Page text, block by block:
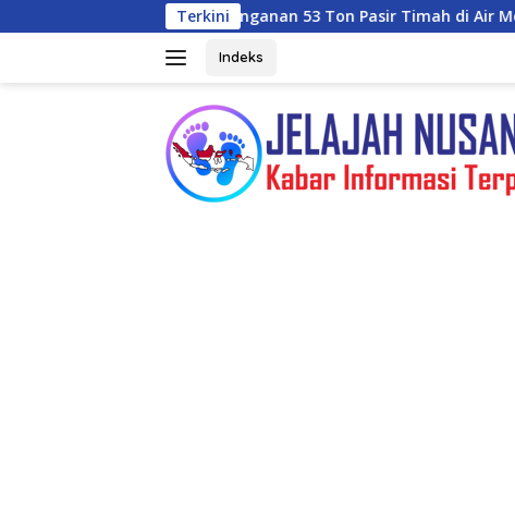
ke
Terkini
53 Ton Pasir Timah di Air Merbau Selain
Indeks